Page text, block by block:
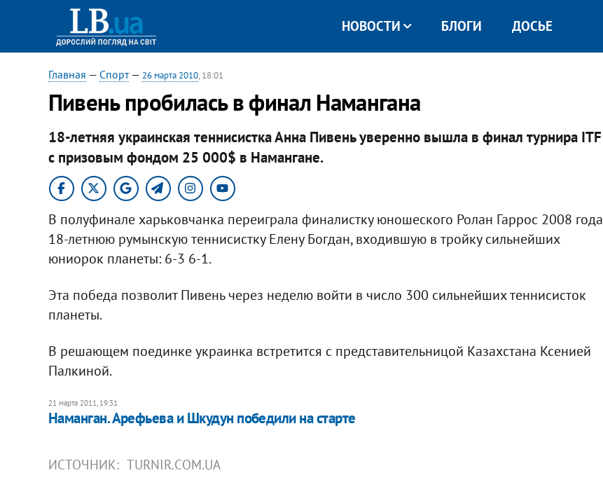
НОВОСТИ БЛОГИ ДОСЬЕ
Главная — Спорт— 26 марта 2010, 18:01
Пивень пробилась в финал Намангана
18-летняя украинская теннисистка Анна Пивень уверенно вышла в финал турнира ITF
с призовым фондом 25 000$ в Намангане.
В полуфинале харьковчанка переиграла финалистку юношеского Ролан Гаррос 2008 года
18-летнюю румынскую теннисистку Елену Богдан, входившую в тройку сильнейших
юниорок планеты: 6-3 6-1.
Эта победа позволит Пивень через неделю войти в число 300 сильнейших теннисисток
планеты.
В решающем поединке украинка встретится с представительницой Казахстана Ксенией
Палкиной.
21 марта 2011, 19:31
Наманган. Арефьева и Шкудун победили на старте
ИСТОЧНИК: TURNIR.COM.UA